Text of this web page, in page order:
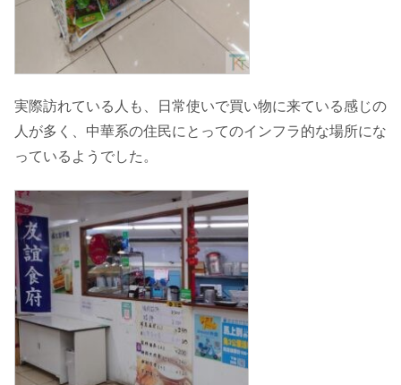
実際訪れている人も、日常使いで買い物に来ている感じの
人が多く、中華系の住民にとってのインフラ的な場所にな
っているようでした。